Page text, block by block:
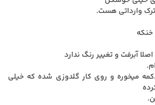
وارداتی هست.
خنکه
آبرفت و تغییر رنگ ندارد
میخوره و روی کار گلدوزی شده که خیلی